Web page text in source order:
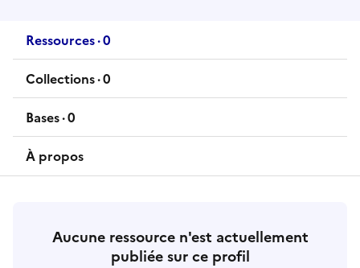
Ressources·0
ressources
Collections·0
collections
Bases·0
bases
À propos
Aucune ressource n'est actuellement
publiée sur ce profil